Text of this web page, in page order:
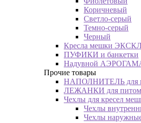
Коричневый
Светло-серый
Темно-серый
Черный
Кресла мешки
ПУФИКИ и банкетки
Надувной
Прочие товары
НАПОЛНИТЕЛЬ для
ЛЕЖАНКИ для
Чехлы для кресел
Чехлы
Чехлы